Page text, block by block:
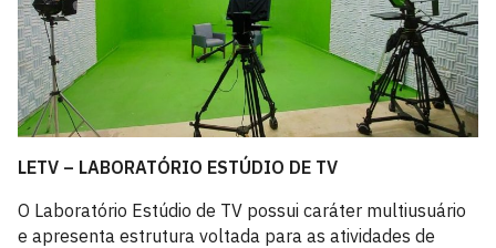
LETV – LABORATÓRIO ESTÚDIO DE TV
O Laboratório Estúdio de TV possui caráter multiusuário
e apresenta estrutura voltada para as atividades de